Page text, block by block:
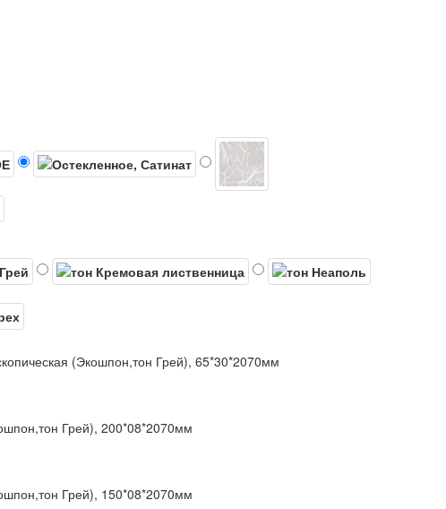
(Экошпон,тон Грей), 65*30*2070мм
Грей), 200*08*2070мм
Грей), 150*08*2070мм